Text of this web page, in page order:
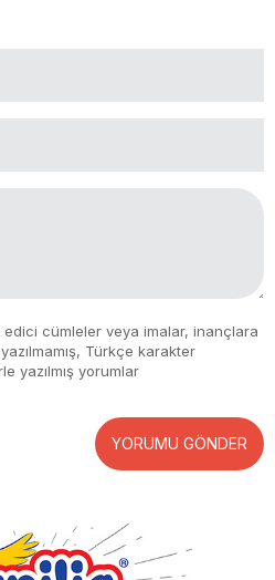
edici cümleler veya imalar, inançlara
Türkçe karakter
yazılmış yorumlar
YORUMU GÖNDER